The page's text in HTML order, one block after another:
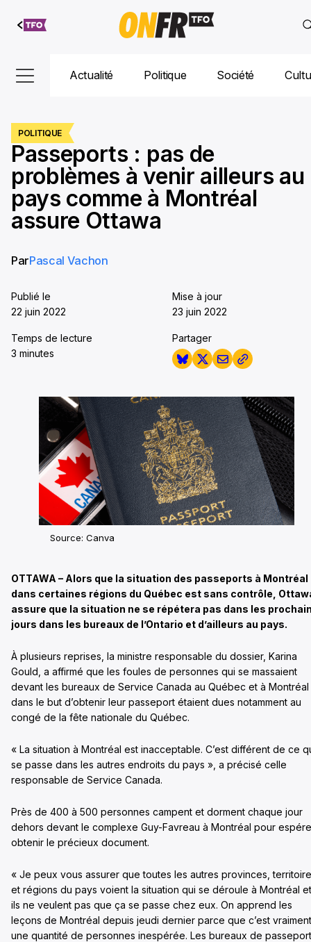
Aller au
contenu
Actualité Politique Société
POLITIQUE
Passeports : pas de
problèmes à venir ailleurs au
pays comme à Montréal
assure Ottawa
ParPascal Vachon
Publié le
22 juin 2022
Mise à jour
23 juin 2022
Temps de lecture
3 minutes
Partager
Source: Canva
OTTAWA – Alors que la situation des passeports à Montréal
dans certaines régions du Québec est sans contrôle,
assure que la situation ne se répétera pas dans les
jours dans les bureaux de l’Ontario et d’ailleurs au pays.
À plusieurs reprises, la ministre responsable du dossier, Karina
Gould, a affirmé que les foules de personnes qui se massaient
devant les bureaux de Service Canada au Québec et à Montréal
dans le but d’obtenir leur passeport étaient dues notamment au
congé de la fête nationale du Québec.
« La situation à Montréal est inacceptable. C’est différent de ce
se passe dans les autres endroits du pays », a précisé celle
responsable de Service Canada.
Près de 400 à 500 personnes campent et dorment chaque jour
dehors devant le complexe Guy-Favreau à Montréal pour
obtenir le précieux document.
« Je peux vous assurer que toutes les autres provinces,
et régions du pays voient la situation qui se déroule à Montréal et
ils ne veulent pas que ça se passe chez eux. On apprend les
leçons de Montréal depuis jeudi dernier parce que c’est vraiment
une quantité de personnes inespérée. Les bureaux de